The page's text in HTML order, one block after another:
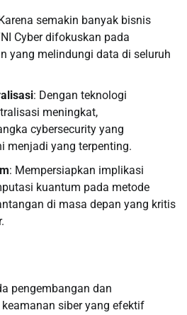
semakin banyak bisnis
Cyber ​​difokuskan pada
yang melindungi data di seluruh
: Dengan teknologi
meningkat,
cybersecurity yang
menjadi yang terpenting.
: Mempersiapkan implikasi
kuantum pada metode
di masa depan yang kritis
pengembangan dan
siber yang efektif